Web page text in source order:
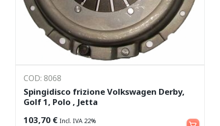
COD: 8068
Spingidisco frizione Volkswagen Derby,
Golf 1, Polo , Jetta
103,70 € Incl. IVA 22% Aggiungi al carrello